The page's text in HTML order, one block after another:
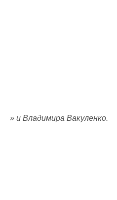
» и Владимира Вакуленко.